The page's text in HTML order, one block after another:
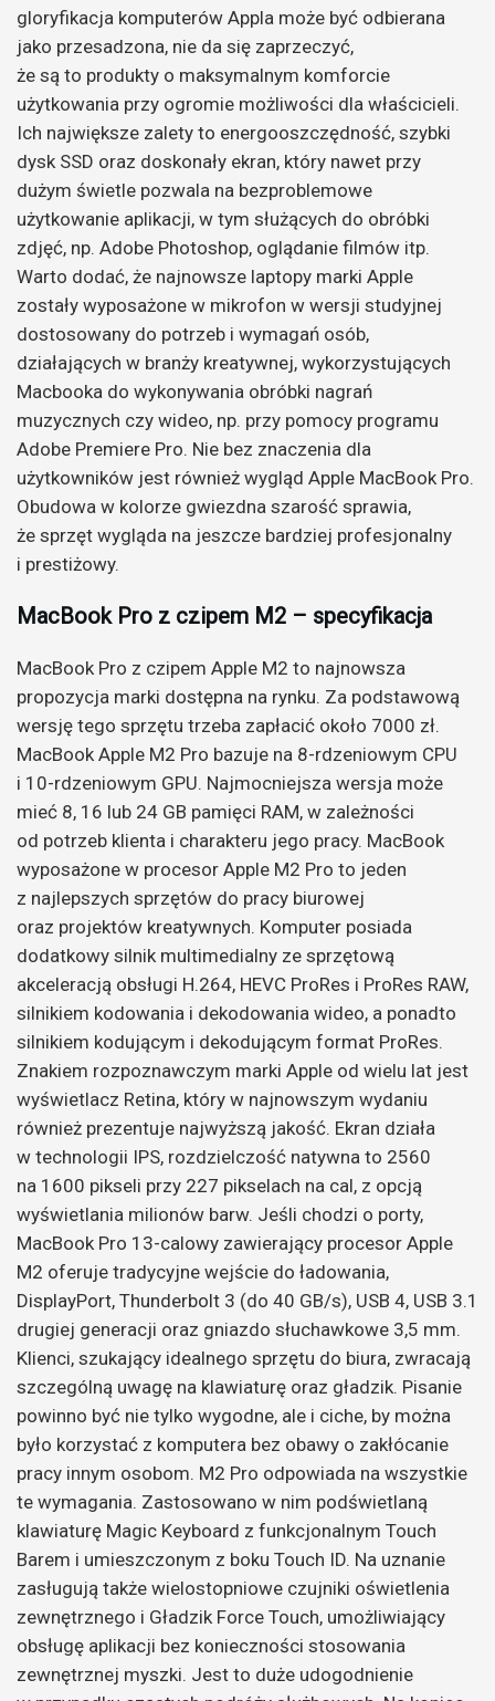
gloryfikacja komputerów Appla może być odbierana
jako przesadzona, nie da się zaprzeczyć,
że są to produkty o maksymalnym komforcie
użytkowania przy ogromie możliwości dla właścicieli.
Ich największe zalety to energooszczędność, szybki
dysk SSD oraz doskonały ekran, który nawet przy
dużym świetle pozwala na bezproblemowe
użytkowanie aplikacji, w tym służących do obróbki
zdjęć, np. Adobe Photoshop, oglądanie filmów itp.
Warto dodać, że najnowsze laptopy marki Apple
zostały wyposażone w mikrofon w wersji studyjnej
dostosowany do potrzeb i wymagań osób,
działających w branży kreatywnej, wykorzystujących
Macbooka do wykonywania obróbki nagrań
muzycznych czy wideo, np. przy pomocy programu
Adobe Premiere Pro. Nie bez znaczenia dla
użytkowników jest również wygląd Apple MacBook Pro.
Obudowa w kolorze gwiezdna szarość sprawia,
że sprzęt wygląda na jeszcze bardziej profesjonalny
i prestiżowy.
MacBook Pro z czipem M2 – specyfikacja
MacBook Pro z czipem Apple M2 to najnowsza
propozycja marki dostępna na rynku. Za podstawową
wersję tego sprzętu trzeba zapłacić około 7000 zł.
MacBook Apple M2 Pro bazuje na 8-rdzeniowym CPU
i 10-rdzeniowym GPU. Najmocniejsza wersja może
mieć 8, 16 lub 24 GB pamięci RAM, w zależności
od potrzeb klienta i charakteru jego pracy. MacBook
wyposażone w procesor Apple M2 Pro to jeden
z najlepszych sprzętów do pracy biurowej
oraz projektów kreatywnych. Komputer posiada
dodatkowy silnik multimedialny ze sprzętową
akceleracją obsługi H.264, HEVC ProRes i ProRes RAW,
silnikiem kodowania i dekodowania wideo, a ponadto
silnikiem kodującym i dekodującym format ProRes.
Znakiem rozpoznawczym marki Apple od wielu lat jest
wyświetlacz Retina, który w najnowszym wydaniu
również prezentuje najwyższą jakość. Ekran działa
w technologii IPS, rozdzielczość natywna to 2560
na 1600 pikseli przy 227 pikselach na cal, z opcją
wyświetlania milionów barw. Jeśli chodzi o porty,
MacBook Pro 13-calowy zawierający procesor Apple
M2 oferuje tradycyjne wejście do ładowania,
DisplayPort, Thunderbolt 3 (do 40 GB/s), USB 4, USB 3.1
drugiej generacji oraz gniazdo słuchawkowe 3,5 mm.
Klienci, szukający idealnego sprzętu do biura, zwracają
szczególną uwagę na klawiaturę oraz gładzik. Pisanie
powinno być nie tylko wygodne, ale i ciche, by można
było korzystać z komputera bez obawy o zakłócanie
pracy innym osobom. M2 Pro odpowiada na wszystkie
te wymagania. Zastosowano w nim podświetlaną
klawiaturę Magic Keyboard z funkcjonalnym Touch
Barem i umieszczonym z boku Touch ID. Na uznanie
zasługują także wielostopniowe czujniki oświetlenia
zewnętrznego i Gładzik Force Touch, umożliwiający
obsługę aplikacji bez konieczności stosowania
zewnętrznej myszki. Jest to duże udogodnienie